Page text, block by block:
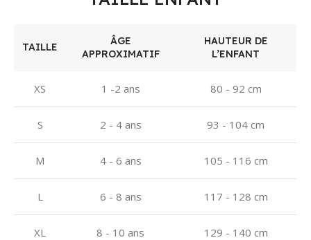
TAILLE
ÂGE
APPROXIMATIF
HAUTEUR DE
L’ENFANT
XS 1 -2 ans 80 - 92 cm
S 2 - 4 ans 93 - 104 cm
M 4 - 6 ans 105 - 116 cm
L 6 - 8 ans 117 - 128 cm
XL 8 - 10 ans 129 - 140 cm